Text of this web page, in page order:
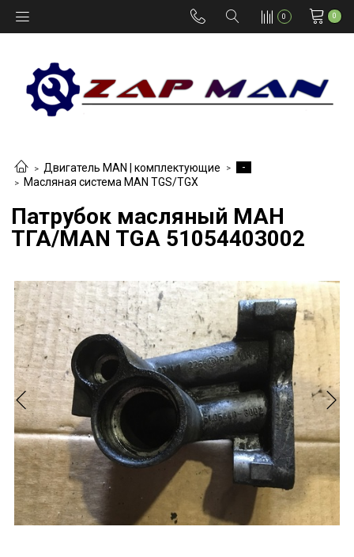
0 0
Двигатель MAN | комплектующие
-
Масляная система MAN TGS/TGX
Патрубок масляный МАН
ТГА/MAN TGA 51054403002